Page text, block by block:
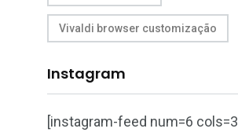
Vivaldi browser customização
Instagram
[instagram-feed num=6 cols=3